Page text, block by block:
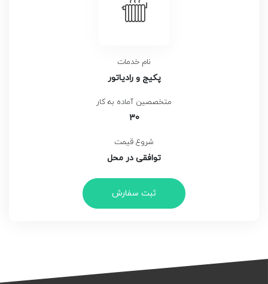
نام خدمات
پکیج و رادیاتور
متخصصین آماده به کار
30
شروع قیمت
توافقی در محل
ثبت سفارش